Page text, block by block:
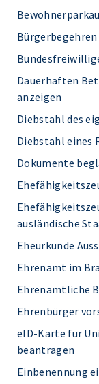
Dauerhaften
anzeigen
Diebstahl des
Diebstahl eines
Dokumente
ausländische
Eheurkunde
Ehrenamt im
Ehrenamtliche
Ehrenbürger
eID-Karte für
beantragen
Einbenennung